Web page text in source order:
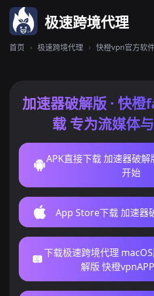
极速跨境代理
首页 › 极速跨境代理 › 快橙vpn官方软
加速器破解版 · 快
载 专为流媒体
APK直接下载 加速器破
开始
App Store下载 加速器
下载极速跨境代理
解版 快橙